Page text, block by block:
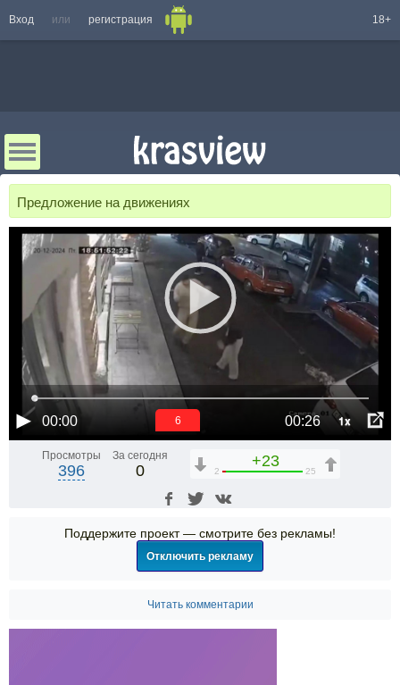
Вход или регистрация 18+
Предложение на движениях
00:00 00:26 1x
5
Просмотры
396
За сегодня
0
+23
2 25
Поддержите проект — смотрите без рекламы!
Отключить рекламу
Читать комментарии